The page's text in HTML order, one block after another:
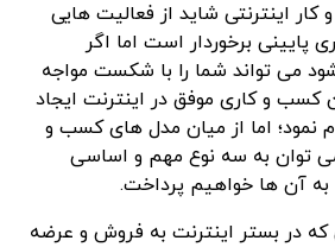
اینترنتی شاید از فعالیت هایی
پایینی برخوردار است اما اگر
می تواند شما را با شکست مواجه
کسب و کاری موفق در اینترنت ایجاد
نمود؛ اما از میان مدل های کسب و
می توان به سه نوع مهم و اساسی
به آن ها خواهیم پرداخت.
در بستر اینترنت به فروش و عرضه